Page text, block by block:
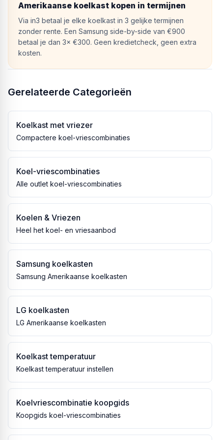
Amerikaanse koelkast kopen in termijnen
Via in3 betaal je elke koelkast in 3 gelijke termijnen
zonder rente. Een Samsung side-by-side van €900
betaal je dan 3× €300. Geen kredietcheck, geen extra
kosten.
Gerelateerde Categorieën
Koelkast met vriezer
Compactere koel-vriescombinaties
Koel-vriescombinaties
Alle outlet koel-vriescombinaties
Koelen & Vriezen
Heel het koel- en vriesaanbod
Samsung koelkasten
Samsung Amerikaanse koelkasten
LG koelkasten
LG Amerikaanse koelkasten
Koelkast temperatuur
Koelkast temperatuur instellen
Koelvriescombinatie koopgids
Koopgids koel-vriescombinaties